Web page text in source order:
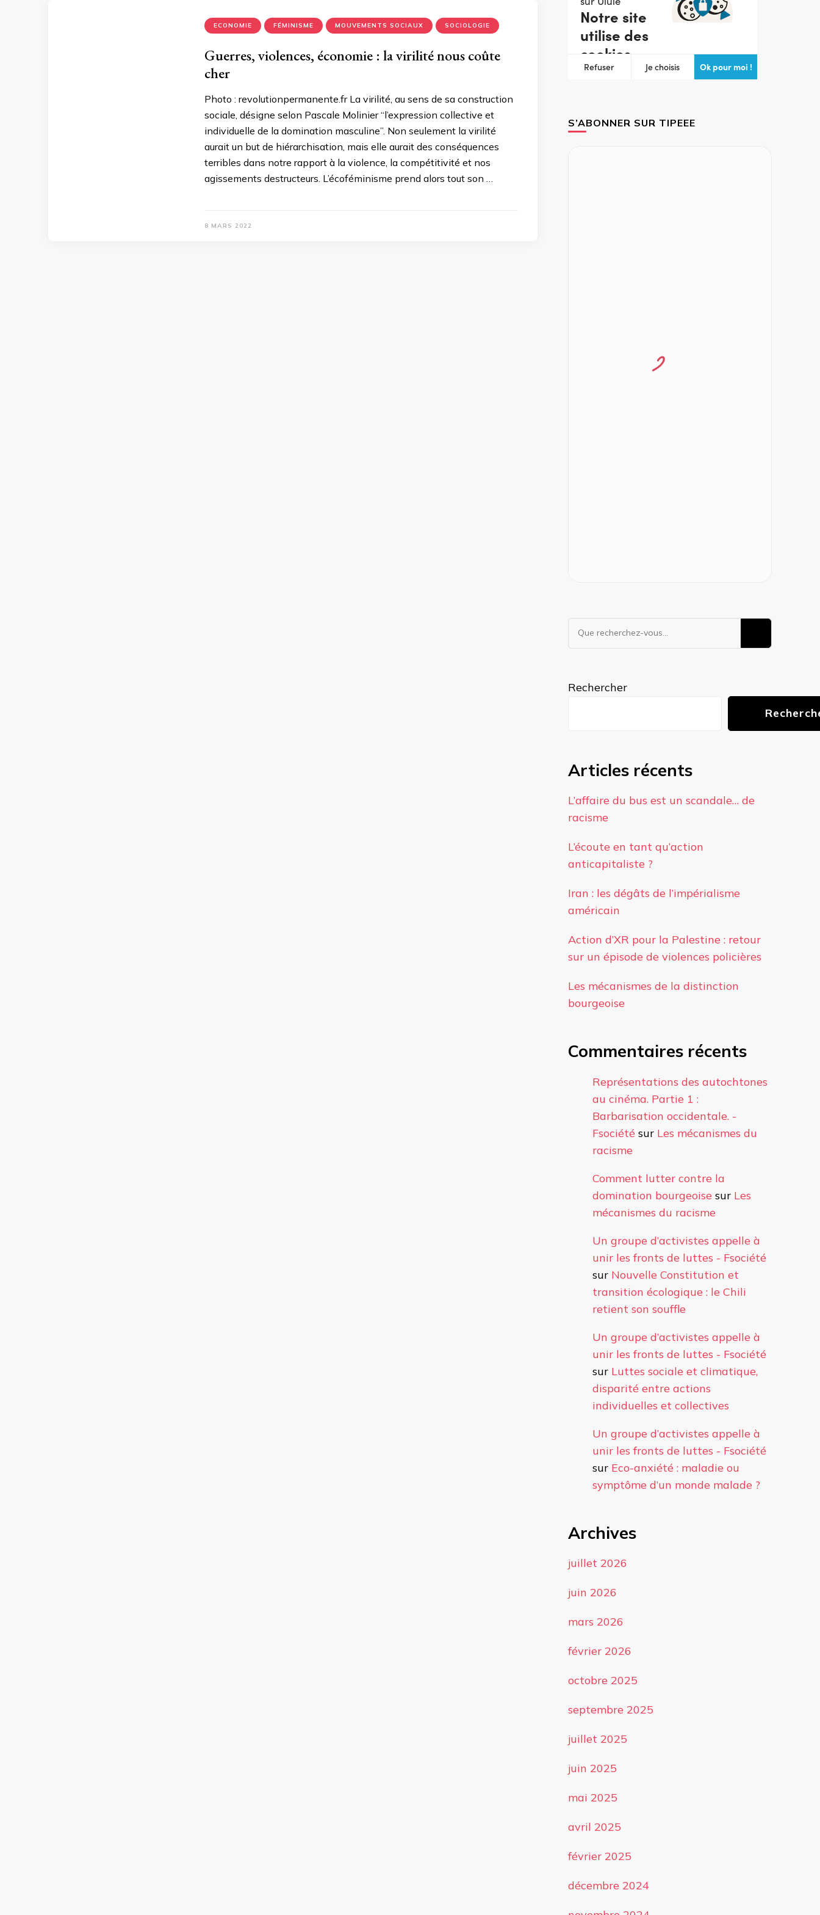
ECONOMIE FÉMINISME MOUVEMENTS SOCIAUX SOCIOLOGIE
Guerres, violences, économie : la virilité nous coûte
cher
Photo : revolutionpermanente.fr La virilité, au sens de sa construction
sociale, désigne selon Pascale Molinier “l’expression collective et
individuelle de la domination masculine”. Non seulement la virilité
aurait un but de hiérarchisation, mais elle aurait des conséquences
terribles dans notre rapport à la violence, la compétitivité et nos
agissements destructeurs. L’écoféminisme prend alors tout son …
8 MARS 2022
S’ABONNER SUR TIPEEE
Vous
recherchiez
Rechercher
Articles récents
L’affaire du bus est un scandale… de
racisme
L’écoute en tant qu’action
anticapitaliste ?
Iran : les dégâts de l’impérialisme
américain
Action d’XR pour la Palestine : retour
sur un épisode de violences policières
Les mécanismes de la distinction
bourgeoise
Commentaires récents
Représentations des autochtones
au cinéma. Partie 1 :
Barbarisation occidentale. -
Fsociétésur Les mécanismes du
racisme
Comment lutter contre la
domination bourgeoisesur Les
mécanismes du racisme
Un groupe d’activistes appelle à
unir les fronts de luttes - Fsociété
sur Nouvelle Constitution et
transition écologique : le Chili
retient son souffle
Un groupe d’activistes appelle à
unir les fronts de luttes - Fsociété
sur Luttes sociale et climatique,
disparité entre actions
individuelles et collectives
Un groupe d’activistes appelle à
unir les fronts de luttes - Fsociété
sur Eco-anxiété : maladie ou
symptôme d’un monde malade ?
Archives
juillet 2026
juin 2026
mars 2026
février 2026
octobre 2025
septembre 2025
juillet 2025
juin 2025
mai 2025
avril 2025
février 2025
décembre 2024